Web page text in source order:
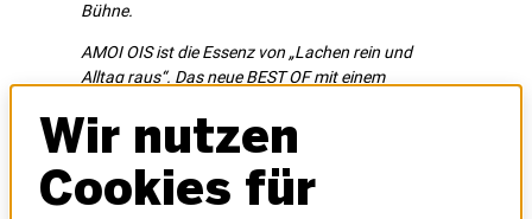
Bühne.
AMOI OIS ist die Essenz von „Lachen rein und
Alltag raus“. Das neue BEST OF mit einem
Höhepunkt, sein persönlicher Kabarettgipfel, es ist
einmal alles an einem Abend.
Wir nutzen
Cookies für